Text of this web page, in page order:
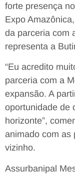
forte presença
Expo
da parceria com
representa a
“Eu acredito
parceria com a
expansão. A
oportunidade de
horizonte”,
animado com as
vizinho.
Assurbanipal